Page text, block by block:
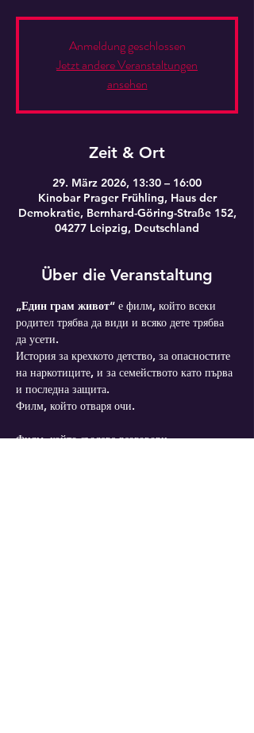
Anmeldung geschlossen
Jetzt andere Veranstaltungen
ansehen
Zeit & Ort
29. März 2026, 13:30 – 16:00
Kinobar Prager Frühling, Haus der
Demokratie, Bernhard-Göring-Straße 152,
04277 Leipzig, Deutschland
Über die Veranstaltung
„Един грам живот“ е филм, който всеки
родител трябва да види и всяко дете трябва
да усети.
История за крехкото детство, за опасностите
на наркотиците, и за семейството като първа
и последна защита.
Филм, който отваря очи.
Филм, който създава разговори.